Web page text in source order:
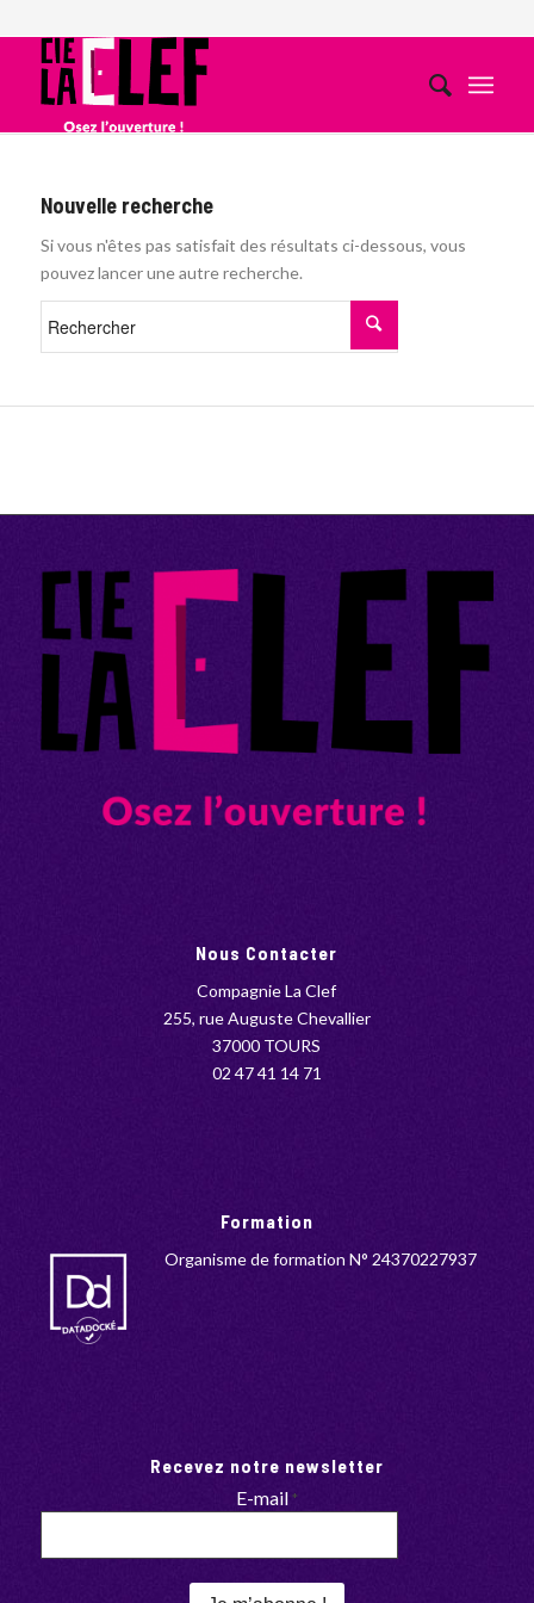
Nouvelle recherche
Si vous n'êtes pas satisfait des résultats ci-dessous, vous
pouvez lancer une autre recherche.
Nous Contacter
Compagnie La Clef
255, rue Auguste Chevallier
37000 TOURS
02 47 41 14 71
Formation
Organisme de formation N° 24370227937
Recevez notre newsletter
E-mail*